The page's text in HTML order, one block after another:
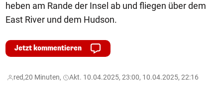
heben am Rande der Insel ab und fliegen über dem
East River und dem Hudson.
Jetzt kommentieren
red,20 Minuten, Akt. 10.04.2025, 23:00, 10.04.2025, 22:16